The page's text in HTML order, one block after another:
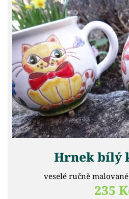
Hrnek bílý
veselé ručně
235